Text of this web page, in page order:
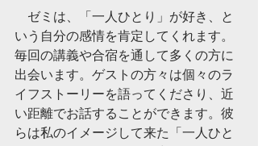
ゼミは、「一人ひとり」が好き、と
いう自分の感情を肯定してくれます。
毎回の講義や合宿を通して多くの方に
出会います。ゲストの方々は個々のラ
イフストーリーを語ってくださり、近
い距離でお話することができます。彼
らは私のイメージして来た「一人ひと